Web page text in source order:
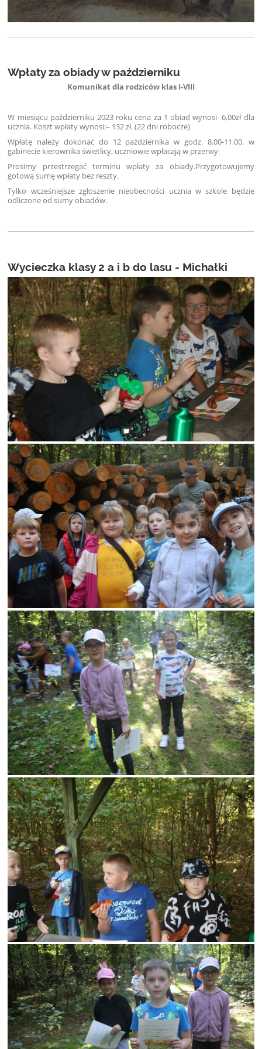
Wpłaty za obiady w październiku
Komunikat dla rodziców klas I-VIII
W miesiącu październiku 2023 roku cena za 1 obiad wynosi- 6,00zł dla
ucznia. Koszt wpłaty wynosi:– 132 zł. (22 dni robocze)
Wpłatę należy dokonać do 12 października w godz. 8.00-11.00. w
gabinecie kierownika świetlicy, uczniowie wpłacają w przerwy.
Prosimy przestrzegać terminu wpłaty za obiady.Przygotowujemy
gotową sumę wpłaty bez reszty.
Tylko wcześniejsze zgłoszenie nieobecności ucznia w szkole będzie
odliczone od sumy obiadów.
Wycieczka klasy 2 a i b do lasu - Michałki